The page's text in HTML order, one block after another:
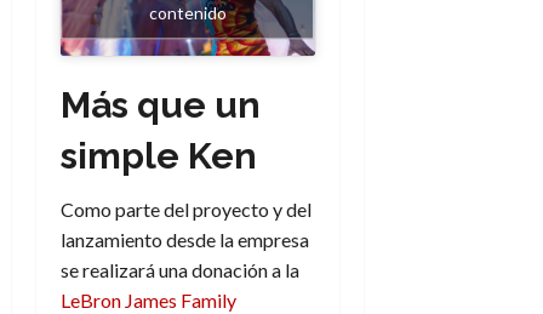
contenido
Más que un
simple Ken
Como parte del proyecto y del
lanzamiento desde la empresa
se realizará una donación a la
LeBron James Family